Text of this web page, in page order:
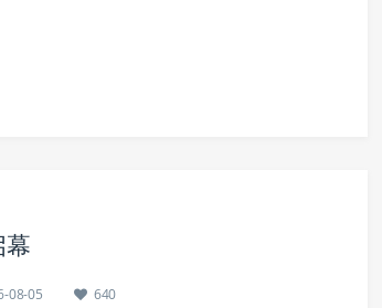
08-05 640